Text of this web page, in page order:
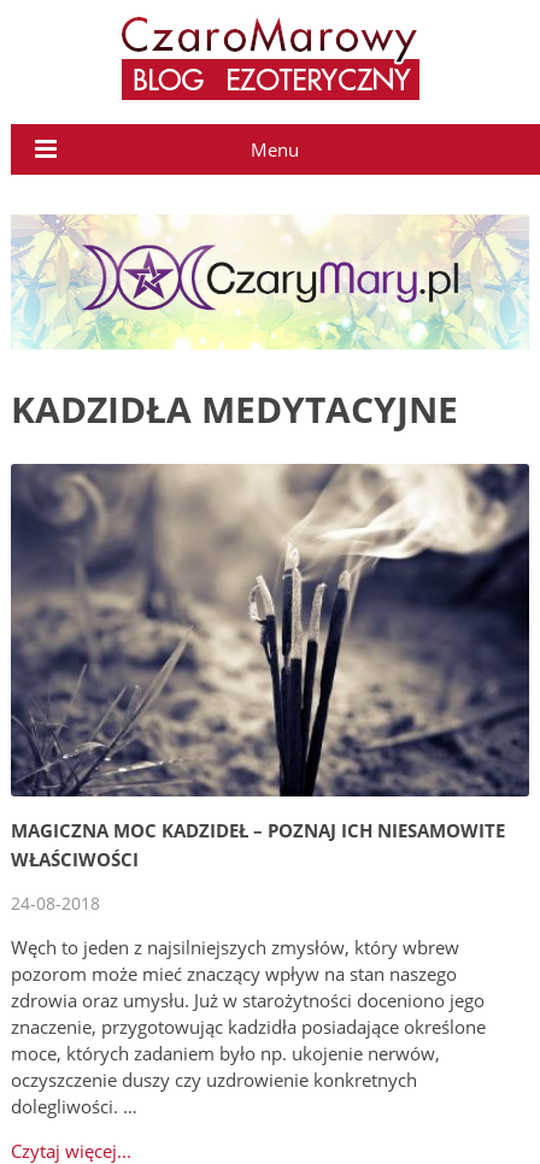
Menu
KADZIDŁA MEDYTACYJNE
MAGICZNA MOC KADZIDEŁ – POZNAJ ICH NIESAMOWITE
WŁAŚCIWOŚCI
24-08-2018
Węch to jeden z najsilniejszych zmysłów, który wbrew
pozorom może mieć znaczący wpływ na stan naszego
zdrowia oraz umysłu. Już w starożytności doceniono jego
znaczenie, przygotowując kadzidła posiadające określone
moce, których zadaniem było np. ukojenie nerwów,
oczyszczenie duszy czy uzdrowienie konkretnych
dolegliwości. …
Czytaj więcej...